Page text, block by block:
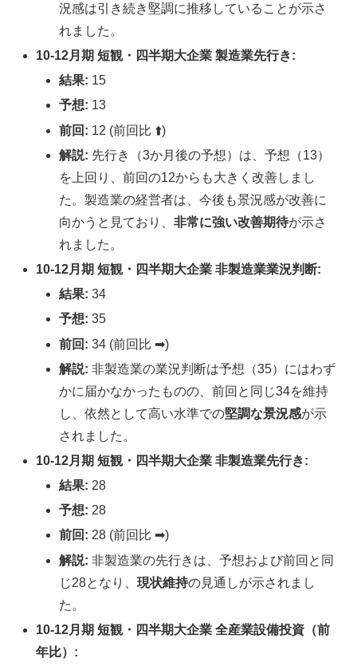
況感は引き続き堅調に推移していることが示さ
れました。
10-12月期 短観・四半期大企業 製造業先行き:
結果: 15
予想: 13
前回: 12 (前回比 ⬆️)
解説: 先行き（3か月後の予想）は、予想（13）
を上回り、前回の12からも大きく改善しまし
た。製造業の経営者は、今後も景況感が改善に
向かうと見ており、非常に強い改善期待が示さ
れました。
10-12月期 短観・四半期大企業 非製造業業況判断:
結果: 34
予想: 35
前回: 34 (前回比 ➡︎)
解説: 非製造業の業況判断は予想（35）にはわず
かに届かなかったものの、前回と同じ34を維持
し、依然として高い水準での堅調な景況感が示
されました。
10-12月期 短観・四半期大企業 非製造業先行き:
結果: 28
予想: 28
前回: 28 (前回比 ➡︎)
解説: 非製造業の先行きは、予想および前回と同
じ28となり、現状維持の見通しが示されまし
た。
10-12月期 短観・四半期大企業 全産業設備投資（前
年比）: